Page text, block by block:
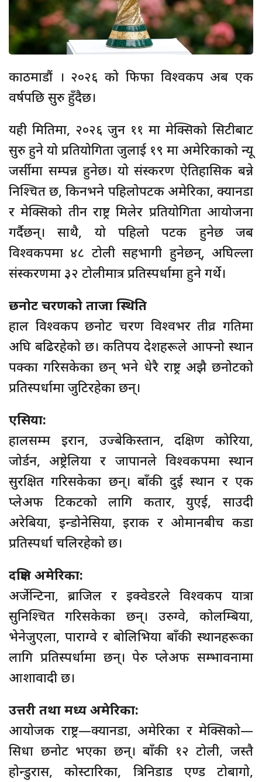
काठमाडौं । २०२६ को फिफा विश्वकप अब एक
वर्षपछि सुरु हुँदैछ।
यही मितिमा, २०२६ जुन ११ मा मेक्सिको सिटीबाट
सुरु हुने यो प्रतियोगिता जुलाई १९ मा अमेरिकाको न्यू
जर्सीमा सम्पन्न हुनेछ। यो संस्करण ऐतिहासिक बन्ने
निश्चित छ, किनभने पहिलोपटक अमेरिका, क्यानडा
र मेक्सिको तीन राष्ट्र मिलेर प्रतियोगिता आयोजना
गर्दैछन्। साथै, यो पहिलो पटक हुनेछ जब
विश्वकपमा ४८ टोली सहभागी हुनेछन्, अघिल्ला
संस्करणमा ३२ टोलीमात्र प्रतिस्पर्धामा हुने गर्थे।
छनोट चरणको ताजा स्थिति
हाल विश्वकप छनोट चरण विश्वभर तीव्र गतिमा
अघि बढिरहेको छ। कतिपय देशहरूले आफ्नो स्थान
पक्का गरिसकेका छन् भने धेरै राष्ट्र अझै छनोटको
प्रतिस्पर्धामा जुटिरहेका छन्।
एसिया:
हालसम्म इरान, उज्बेकिस्तान, दक्षिण कोरिया,
जोर्डन, अष्ट्रेलिया र जापानले विश्वकपमा स्थान
सुरक्षित गरिसकेका छन्। बाँकी दुई स्थान र एक
प्लेअफ टिकटको लागि कतार, युएई, साउदी
अरेबिया, इन्डोनेसिया, इराक र ओमानबीच कडा
प्रतिस्पर्धा चलिरहेको छ।
दक्षिण अमेरिका:
अर्जेन्टिना, ब्राजिल र इक्वेडरले विश्वकप यात्रा
सुनिश्चित गरिसकेका छन्। उरुग्वे, कोलम्बिया,
भेनेजुएला, पाराग्वे र बोलिभिया बाँकी स्थानहरूका
लागि प्रतिस्पर्धामा छन्। पेरु प्लेअफ सम्भावनामा
आशावादी छ।
उत्तरी तथा मध्य अमेरिका:
आयोजक राष्ट्र—क्यानडा, अमेरिका र मेक्सिको—
सिधा छनोट भएका छन्। बाँकी १२ टोली, जस्तै
होन्डुरास, कोस्टारिका, त्रिनिडाड एण्ड टोबागो,